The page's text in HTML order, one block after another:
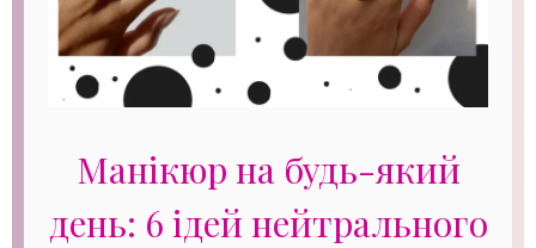
Манікюр на будь-який
день: 6 ідей нейтрального